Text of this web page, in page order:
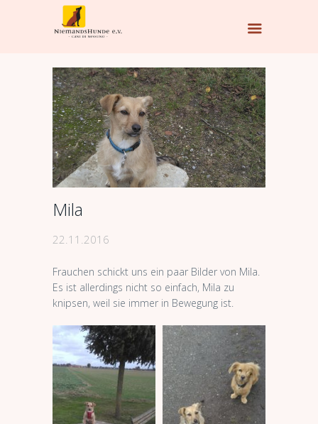
Mila
22.11.2016
Frauchen schickt uns ein paar Bilder von Mila.
Es ist allerdings nicht so einfach, Mila zu
knipsen, weil sie immer in Bewegung ist.